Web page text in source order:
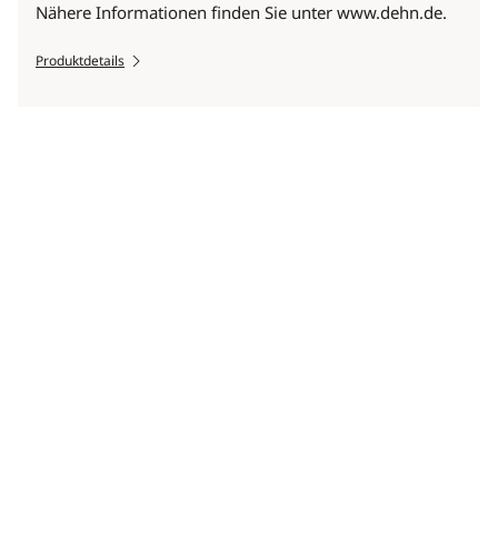
Nähere Informationen finden Sie unter www.dehn.de.
Produktdetails